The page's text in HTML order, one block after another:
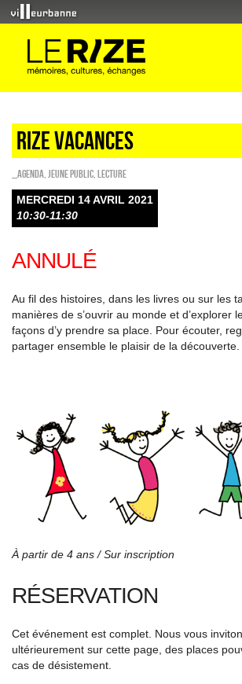
Rize vacances
_Agenda Jeune public Lecture
MERCREDI 14 AVRIL 2021
10:30-11:30
ANNULÉ
Au fil des histoires, dans les livres ou sur les
manières de s’ouvrir au monde et d’explorer
façons d’y prendre sa place. Pour écouter,
partager ensemble le plaisir de la découverte.
À partir de 4 ans / Sur inscription
RÉSERVATION
Cet événement est complet. Nous vous
ultérieurement sur cette page, des places
cas de désistement.